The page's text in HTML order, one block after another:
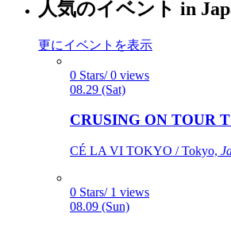
人気のイベント in
更にイベントを表示
0 Stars/ 0 views
08.29 (Sat)
CRUSING ON TOUR
CÉ LA VI TOKYO / Tokyo,
0 Stars/ 1 views
08.09 (Sun)